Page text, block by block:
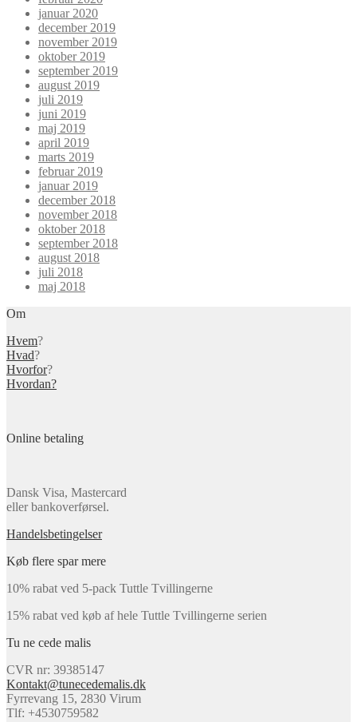
januar 2020
december 2019
november 2019
oktober 2019
september 2019
august 2019
juli 2019
juni 2019
maj 2019
april 2019
marts 2019
februar 2019
januar 2019
december 2018
november 2018
oktober 2018
september 2018
august 2018
juli 2018
maj 2018
Om
Hvem?
Hvad?
Hvorfor?
Hvordan?
Online betaling
Dansk Visa, Mastercard
eller bankoverførsel.
Handelsbetingelser
Køb flere spar mere
10% rabat ved 5-pack Tuttle Tvillingerne
15% rabat ved køb af hele Tuttle Tvillingerne serien
Tu ne cede malis
CVR nr: 39385147
Kontakt@tunecedemalis.dk
Fyrrevang 15, 2830 Virum
Tlf: +4530759582